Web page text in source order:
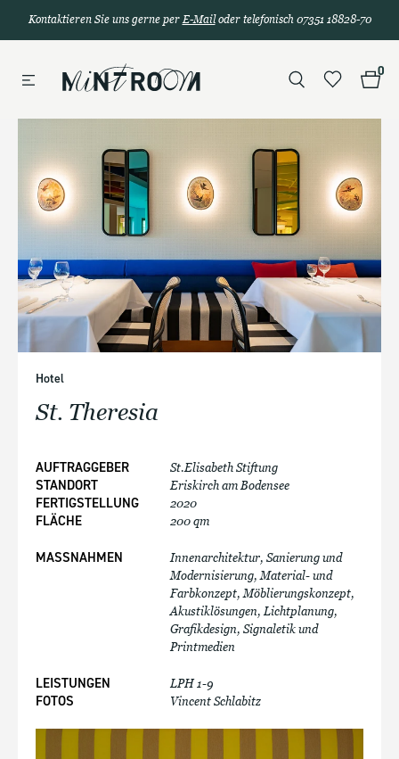
Kontaktieren Sie uns gerne perE-Mailoder telefonisch 07351 18828-70
0
Hotel
St. Theresia
AUFTRAGGEBER St.Elisabeth Stiftung
STANDORT Eriskirch am Bodensee
FERTIGSTELLUNG 2020
FLÄCHE 200 qm
MASSNAHMEN
Innenarchitektur, Sanierung und
Modernisierung, Material- und
Farbkonzept, Möblierungskonzept,
Akustiklösungen, Lichtplanung,
Grafikdesign, Signaletik und
Printmedien
LEISTUNGEN LPH 1-9
FOTOS Vincent Schlabitz